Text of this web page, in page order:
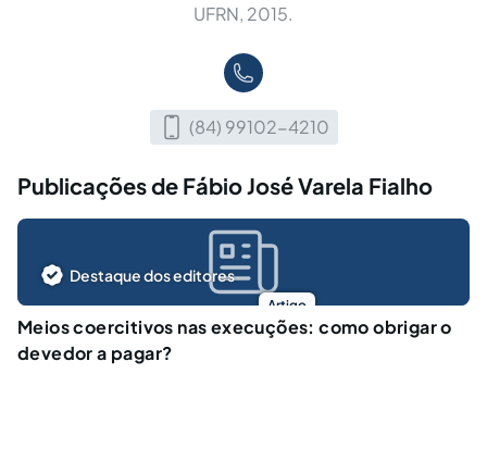
UFRN, 2015.
(84) 99102-4210
Publicações de Fábio José Varela Fialho
Artigo
Destaque dos editores
Meios coercitivos nas execuções: como obrigar o
devedor a pagar?